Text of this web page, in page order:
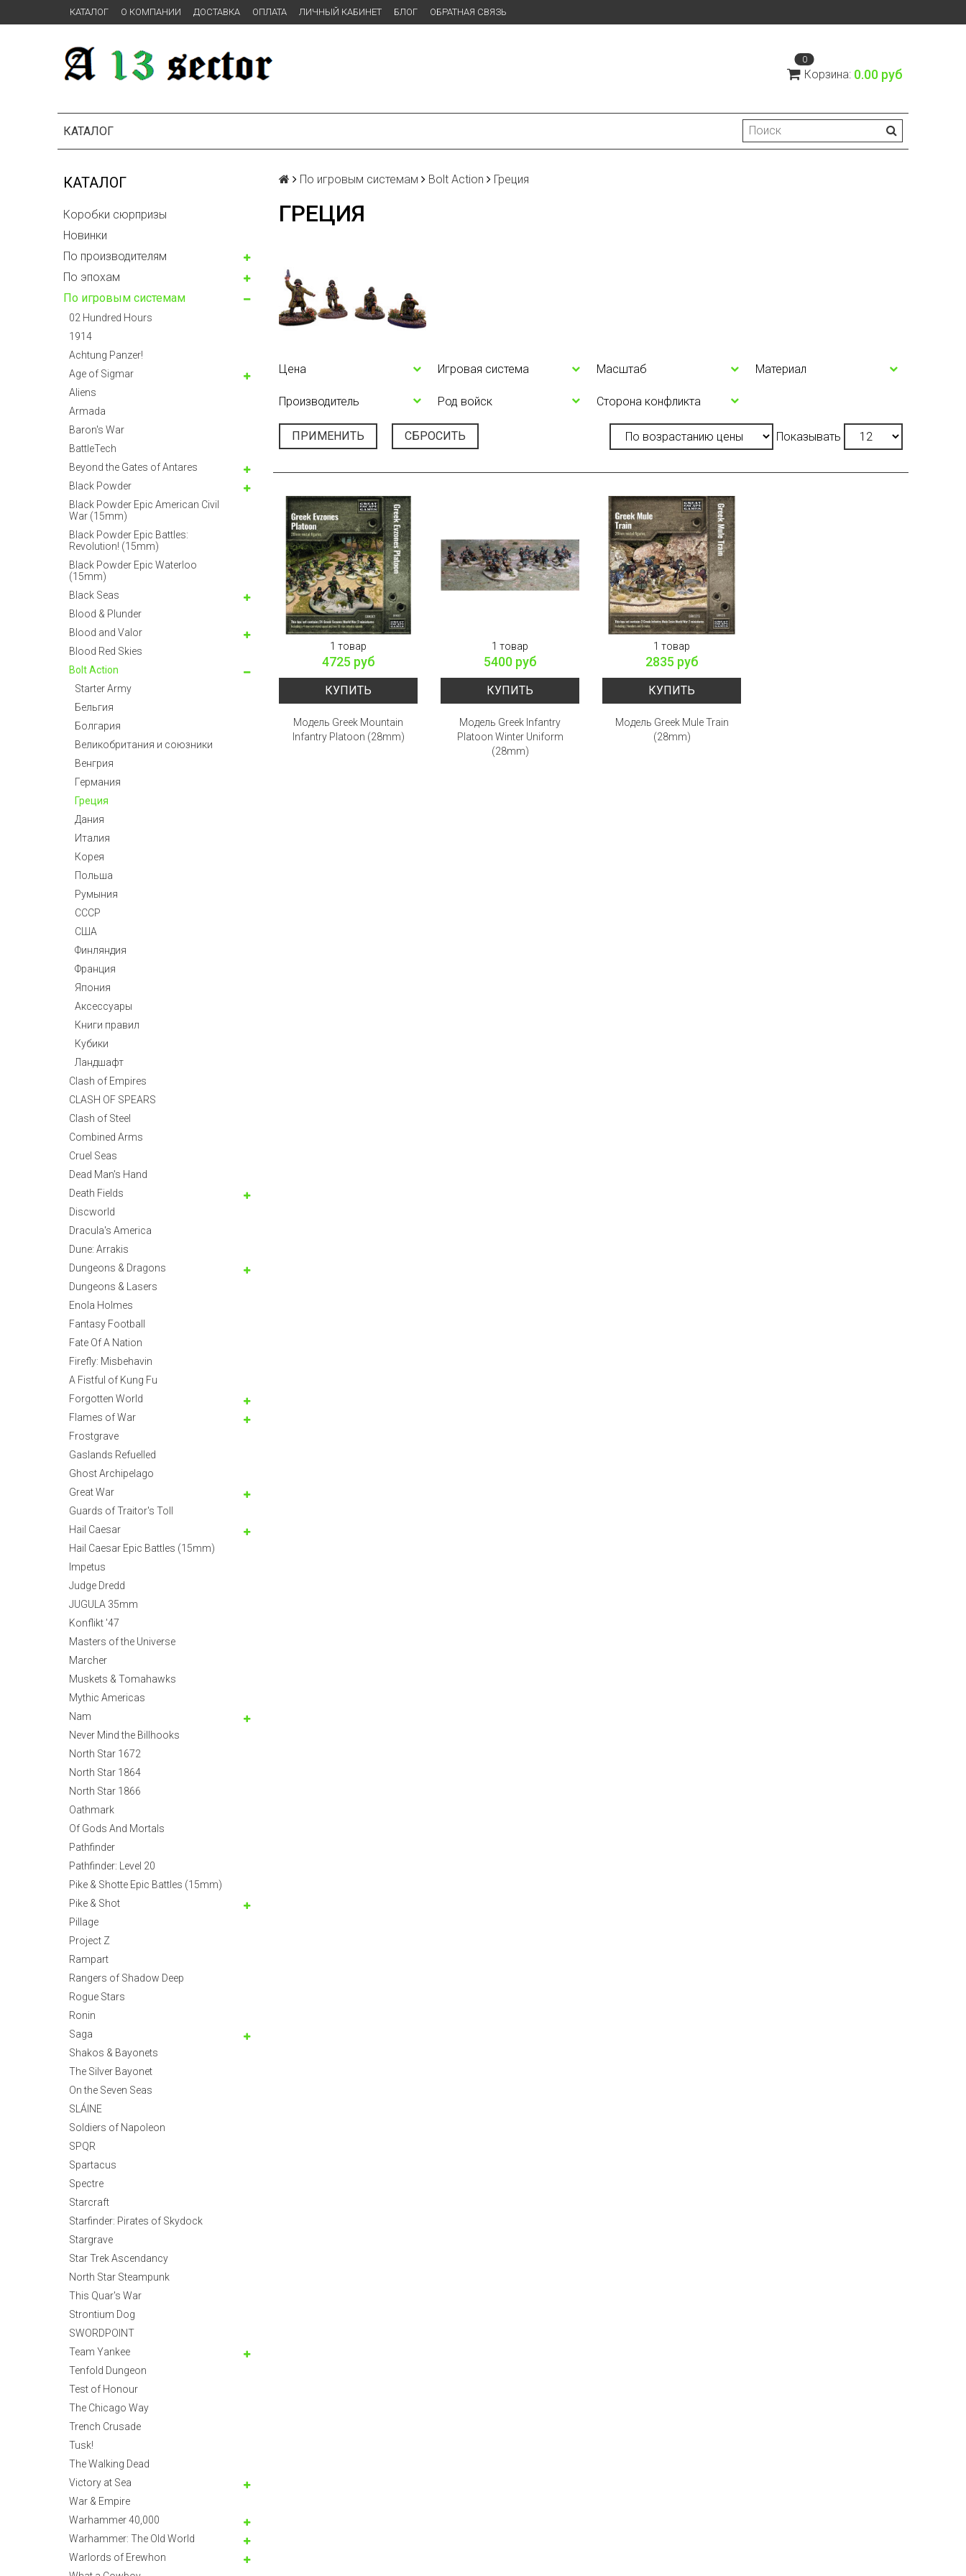
КАТАЛОГ О КОМПАНИИ ДОСТАВКА ОПЛАТА ЛИЧНЫЙ КАБИНЕТ БЛОГ ОБРАТНАЯ СВЯЗЬ
0
Корзина: 0.00 руб
КАТАЛОГ
КАТАЛОГ
Коробки сюрпризы
Новинки
По производителям
По эпохам
По игровым системам
02 Hundred Hours
1914
Achtung Panzer!
Age of Sigmar
Aliens
Armada
Baron's War
BattleTech
Beyond the Gates of Antares
Black Powder
Black Powder Epic American Civil
War (15mm)
Black Powder Epic Battles:
Revolution! (15mm)
Black Powder Epic Waterloo
(15mm)
Black Seas
Blood & Plunder
Blood and Valor
Blood Red Skies
Bolt Action
Starter Army
Бельгия
Болгария
Великобритания и союзники
Венгрия
Германия
Греция
Дания
Италия
Корея
Польша
Румыния
СССР
США
Финляндия
Франция
Япония
Аксессуары
Книги правил
Кубики
Ландшафт
Clash of Empires
CLASH OF SPEARS
Clash of Steel
Combined Arms
Cruel Seas
Dead Man's Hand
Death Fields
Discworld
Dracula's America
Dune: Arrakis
Dungeons & Dragons
Dungeons & Lasers
Enola Holmes
Fantasy Football
Fate Of A Nation
Firefly: Misbehavin
A Fistful of Kung Fu
Forgotten World
Flames of War
Frostgrave
Gaslands Refuelled
Ghost Archipelago
Great War
Guards of Traitor's Toll
Hail Caesar
Hail Caesar Epic Battles (15mm)
Impetus
Judge Dredd
JUGULA 35mm
Konflikt '47
Masters of the Universe
Marcher
Muskets & Tomahawks
Mythic Americas
Nam
Never Mind the Billhooks
North Star 1672
North Star 1864
North Star 1866
Oathmark
Of Gods And Mortals
Pathfinder
Pathfinder: Level 20
Pike & Shotte Epic Battles (15mm)
Pike & Shot
Pillage
Project Z
Rampart
Rangers of Shadow Deep
Rogue Stars
Ronin
Saga
Shakos & Bayonets
The Silver Bayonet
On the Seven Seas
SLÁINE
Soldiers of Napoleon
SPQR
Spartacus
Spectre
Starcraft
Starfinder: Pirates of Skydock
Stargrave
Star Trek Ascendancy
North Star Steampunk
This Quar's War
Strontium Dog
SWORDPOINT
Team Yankee
Tenfold Dungeon
Test of Honour
The Chicago Way
Trench Crusade
Tusk!
The Walking Dead
Victory at Sea
War & Empire
Warhammer 40,000
Warhammer: The Old World
Warlords of Erewhon
По игровым системам Bolt Action Греция
ГРЕЦИЯ
Цена Игровая система Масштаб Материал
Производитель Род войск Сторона конфликта
ПРИМЕНИТЬ СБРОСИТЬ Показывать
1 товар
4725 руб
КУПИТЬ
Модель Greek Mountain
Infantry Platoon (28mm)
1 товар
5400 руб
КУПИТЬ
Модель Greek Infantry
Platoon Winter Uniform
(28mm)
1 товар
2835 руб
КУПИТЬ
Модель Greek Mule Train
(28mm)